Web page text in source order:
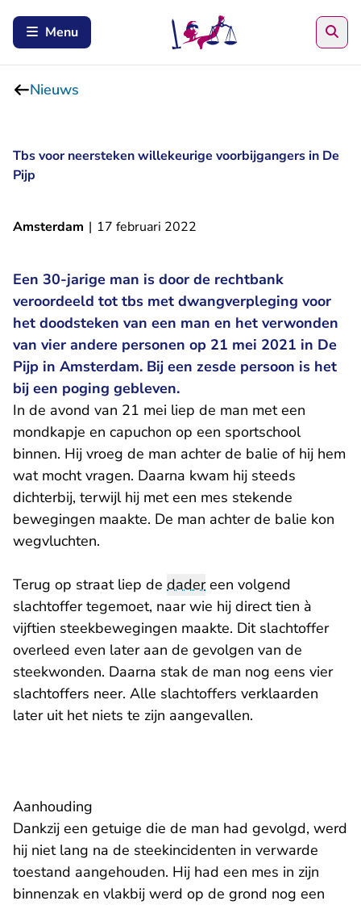
Menu
Nieuws
Tbs voor neersteken willekeurige voorbijgangers in De
Pijp
Amsterdam | 17 februari 2022
Een 30-jarige man is door de rechtbank
veroordeeld tot tbs met dwangverpleging voor
het doodsteken van een man en het verwonden
van vier andere personen op 21 mei 2021 in De
Pijp in Amsterdam. Bij een zesde persoon is het
bij een poging gebleven.
In de avond van 21 mei liep de man met een
mondkapje en capuchon op een sportschool
binnen. Hij vroeg de man achter de balie of hij hem
wat mocht vragen. Daarna kwam hij steeds
dichterbij, terwijl hij met een mes stekende
bewegingen maakte. De man achter de balie kon
wegvluchten.
Terug op straat liep de dadereen volgend
slachtoffer tegemoet, naar wie hij direct tien à
vijftien steekbewegingen maakte. Dit slachtoffer
overleed even later aan de gevolgen van de
steekwonden. Daarna stak de man nog eens vier
slachtoffers neer. Alle slachtoffers verklaarden
later uit het niets te zijn aangevallen.
Aanhouding
Dankzij een getuige die de man had gevolgd, werd
hij niet lang na de steekincidenten in verwarde
toestand aangehouden. Hij had een mes in zijn
binnenzak en vlakbij werd op de grond nog een